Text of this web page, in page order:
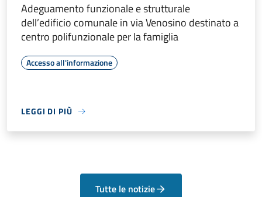
Adeguamento funzionale e strutturale
dell’edificio comunale in via Venosino destinato a
centro polifunzionale per la famiglia
Accesso all'informazione
LEGGI DI PIÙ
Tutte le notizie